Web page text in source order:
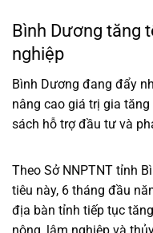
Bình Dương tăng
nghiệp
Bình Dương đang đẩy
nâng cao giá trị gia
sách hỗ trợ đầu tư và
Theo Sở NNPTNT tỉnh
tiêu này, 6 tháng đầu
địa bàn tỉnh tiếp tục